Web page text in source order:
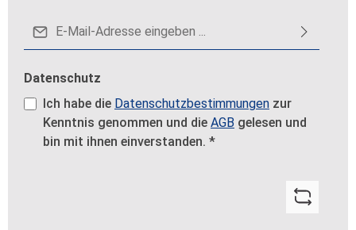
Datenschutz
Ich habe die Datenschutzbestimmungen zur
Kenntnis genommen und die AGB gelesen und
bin mit ihnen einverstanden. *